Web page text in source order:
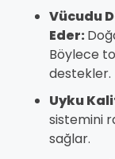
Vücudu
Eder:
Böylece
destekler.
Uyku
sistemini
sağlar.